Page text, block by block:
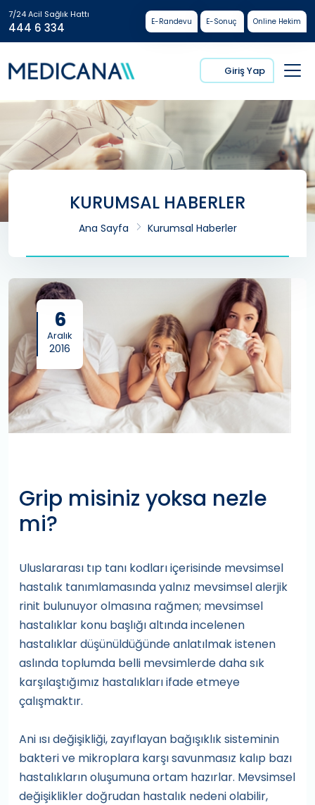
7/24 Acil Sağlık Hattı
444 6 334 E-Randevu E-Sonuç Online Hekim
Giriş Yap
KURUMSAL HABERLER
Ana Sayfa Kurumsal Haberler
6
Aralık
2016
Grip misiniz yoksa nezle
mi?
Uluslararası tıp tanı kodları içerisinde mevsimsel
hastalık tanımlamasında yalnız mevsimsel alerjik
rinit bulunuyor olmasına rağmen; mevsimsel
hastalıklar konu başlığı altında incelenen
hastalıklar düşünüldüğünde anlatılmak istenen
aslında toplumda belli mevsimlerde daha sık
karşılaştığımız hastalıkları ifade etmeye
çalışmaktır.
Ani ısı değişikliği, zayıflayan bağışıklık sisteminin
bakteri ve mikroplara karşı savunmasız kalıp bazı
hastalıkların oluşumuna ortam hazırlar. Mevsimsel
değişiklikler doğrudan hastalık nedeni olabilir,